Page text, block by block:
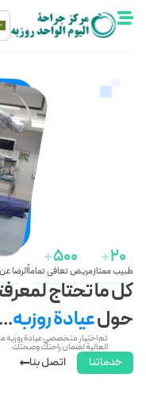
طبيب ممتاز
20
+
مريض تعافى تماماً
500
+
الرضا
كل ما تحتاج
حولعيادة روزبه...
تم اختيار متخصصي عيادة روزبه
العالية لضمان راحتك وصحتك.
خدماتنا اتصل بنا